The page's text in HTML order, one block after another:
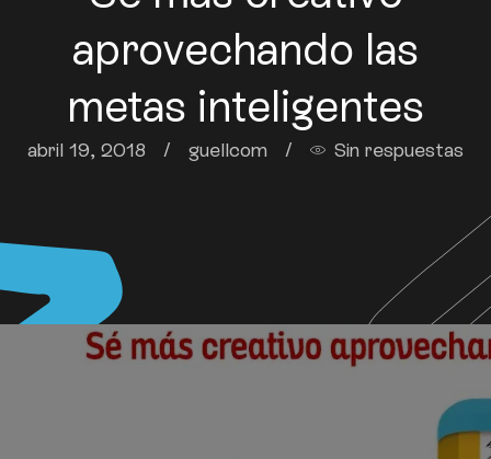
aprovechando las
metas inteligentes
abril 19, 2018 / guellcom / Sin respuestas